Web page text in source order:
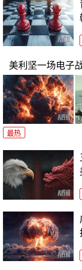
美利坚一场电子
最热